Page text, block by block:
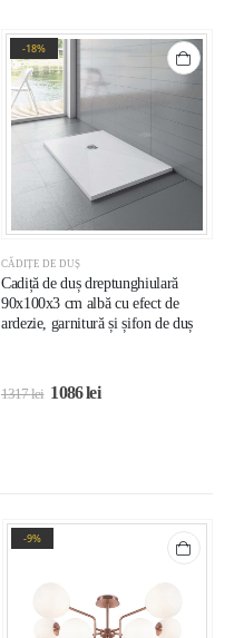
-18%
CĂDIȚE DE DUȘ
Cadiță de duș dreptunghiulară
90x100x3 cm albă cu efect de
ardezie, garnitură și șifon de duș
1317lei 1086lei
-9%